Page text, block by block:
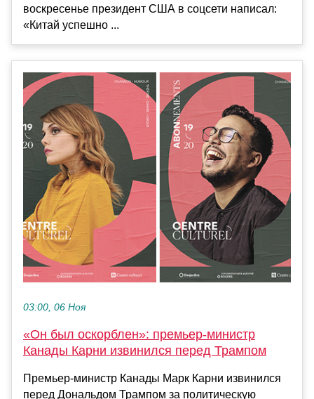
воскресенье президент США в соцсети написал:
«Китай успешно ...
03:00, 06 Ноя
«Он был оскорблен»: премьер-министр
Канады Карни извинился перед Трампом
Премьер-министр Канады Марк Карни извинился
перед Дональдом Трампом за политическую